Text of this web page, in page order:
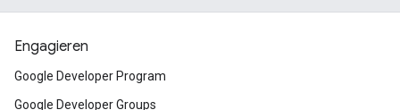
Engagieren
Google Developer Program
Google Developer Groups